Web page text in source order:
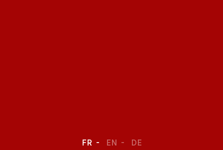
FR EN DE